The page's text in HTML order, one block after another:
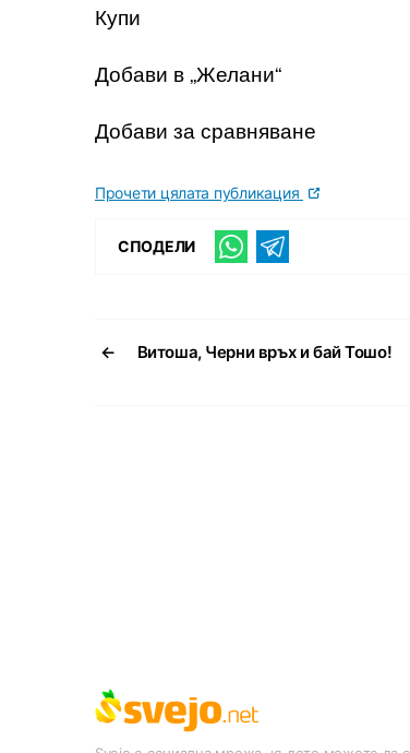
Купи
Добави в „Желани“
Добави за сравняване
Прочети цялата публикация
СПОДЕЛИ
← Витоша, Черни връх и бай Тошо!